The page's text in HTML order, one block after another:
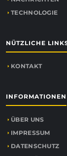
TECHNOLOGIE
NÜTZLICHE
KONTAKT
INFORMATIONEN
ÜBER UNS
IMPRESSUM
DATENSCHUTZ